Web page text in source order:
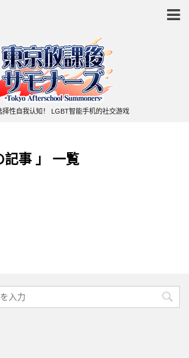
择性自我认知！ LGBT智能手机的社交游戏
記事 」 一覧